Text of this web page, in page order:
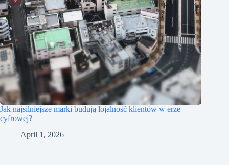
Jak najsilniejsze marki budują lojalność klientów w erze
cyfrowej?
April 1, 2026